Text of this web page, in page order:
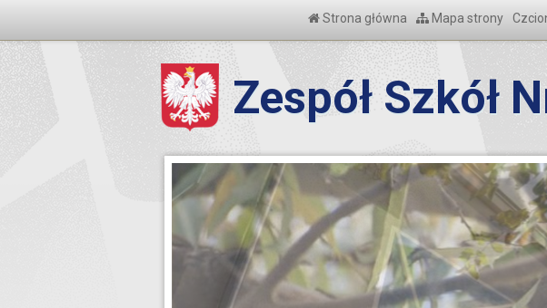
Strona główna Mapa strony
Zespół Szkół